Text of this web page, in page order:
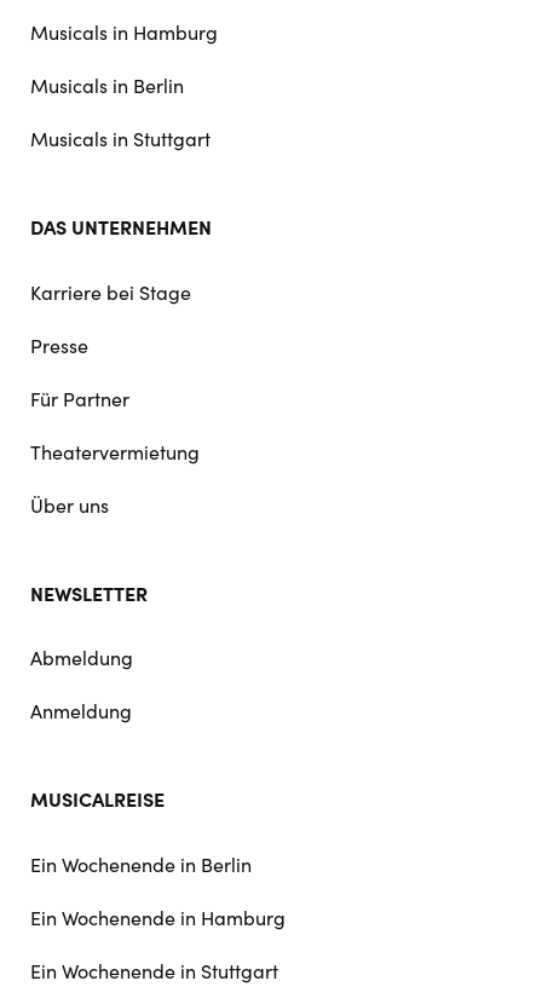
Musicals in Hamburg
Musicals in Berlin
Musicals in Stuttgart
DAS UNTERNEHMEN
Karriere bei Stage
Presse
Für Partner
Theatervermietung
Über uns
NEWSLETTER
Abmeldung
Anmeldung
MUSICALREISE
Ein Wochenende in Berlin
Ein Wochenende in Hamburg
Ein Wochenende in Stuttgart